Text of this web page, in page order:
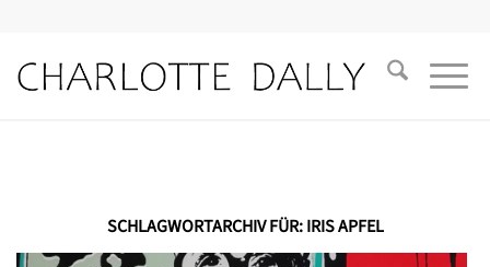
SCHLAGWORTARCHIV FÜR:IRIS APFEL